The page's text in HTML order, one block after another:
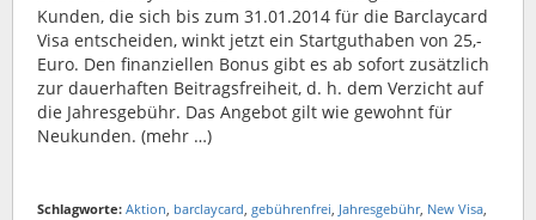
Kunden, die sich bis zum 31.01.2014 für die Barclaycard
Visa entscheiden, winkt jetzt ein Startguthaben von 25,-
Euro. Den finanziellen Bonus gibt es ab sofort zusätzlich
zur dauerhaften Beitragsfreiheit, d. h. dem Verzicht auf
die Jahresgebühr. Das Angebot gilt wie gewohnt für
Neukunden. (mehr …)
Schlagworte: Aktion, barclaycard, gebührenfrei, Jahresgebühr, New Visa,